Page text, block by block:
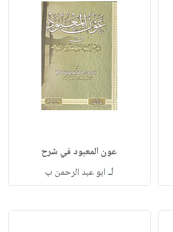
عون المعبود في شرح
لـ ابو عبد الرحمن ب